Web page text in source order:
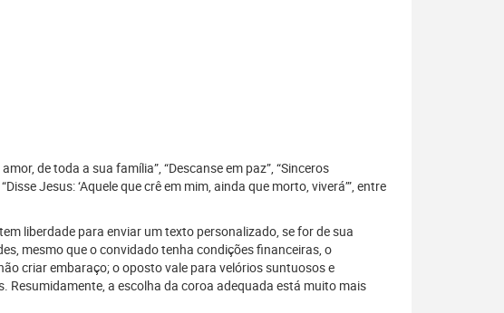
de toda a sua família”, “Descanse em paz”, “Sinceros
Jesus: ‘Aquele que crê em mim, ainda que morto, viverá’”, entre
liberdade para enviar um texto personalizado, se for de sua
mesmo que o convidado tenha condições financeiras, o
criar embaraço; o oposto vale para velórios suntuosos e
a escolha da coroa adequada está muito mais